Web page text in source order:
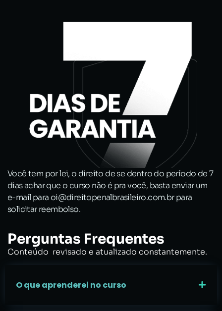
Você tem por lei, o direito de se dentro do período de 7
dias achar que o curso não é pra você, basta enviar um
e-mail para oi@direitopenalbrasileiro.com.br para
solicitar reembolso.
Perguntas Frequentes
Conteúdo revisado e atualizado constantemente.
O que aprenderei no curso